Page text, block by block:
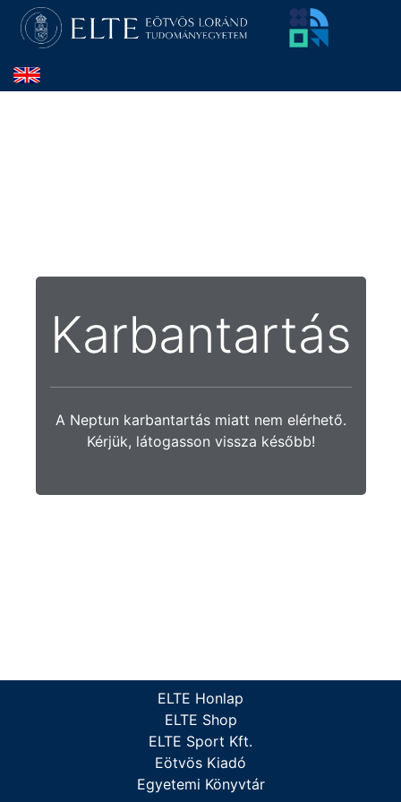
Karbantartás
A Neptun karbantartás miatt nem elérhető.
Kérjük, látogasson vissza később!
ELTE Honlap
ELTE Shop
ELTE Sport Kft.
Eötvös Kiadó
Egyetemi Könyvtár